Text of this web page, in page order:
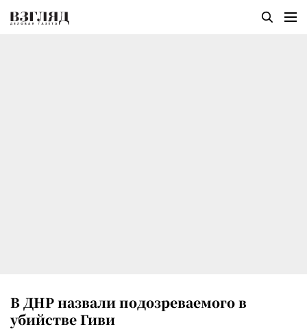
В ДНР назвали подозреваемого в
убийстве Гиви